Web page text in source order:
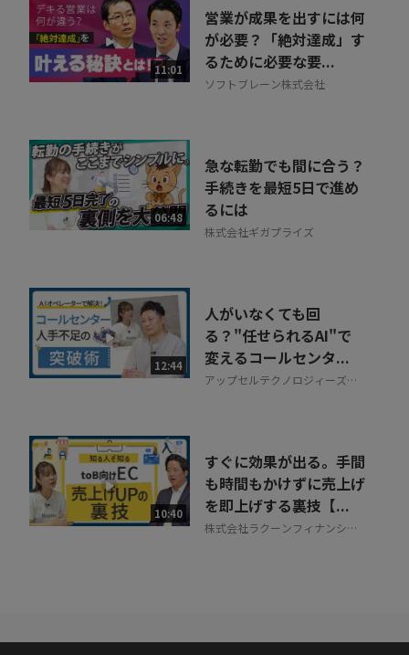
11:01
営業が成果を出すには何
が必要？「絶対達成」す
るために必要な要...
ソフトブレーン株式会社
06:48
急な転勤でも間に合う？
手続きを最短5日で進め
るには
株式会社ギガプライズ
12:44
人がいなくても回
る？"任せられるAI"で
変えるコールセンタ...
アップセルテクノロジィーズ株
10:40
すぐに効果が出る。手間
も時間もかけずに売上げ
を即上げする裏技【...
株式会社ラクーンフィナンシャ